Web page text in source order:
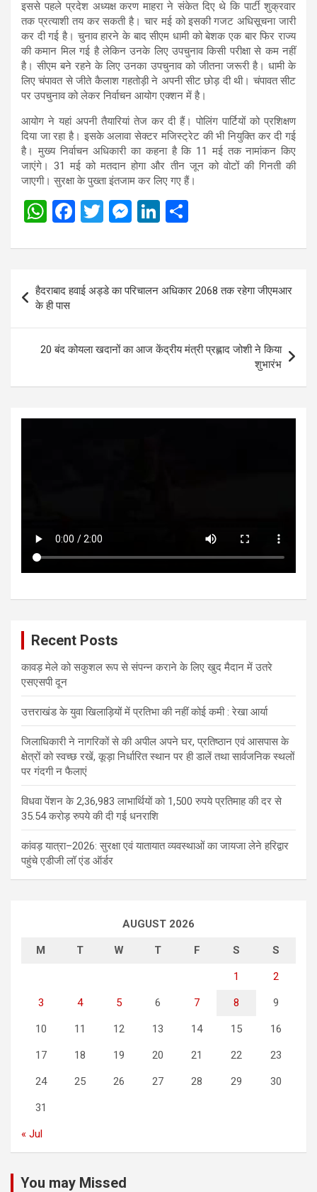
इससे पहले प्रदेश अध्यक्ष करण माहरा ने संकेत दिए थे कि पार्टी शुक्रवार
तक प्रत्याशी तय कर सकती है। चार मई को इसकी गजट अधिसूचना जारी
कर दी गई है। चुनाव हारने के बाद सीएम धामी को बेशक एक बार फिर राज्य
की कमान मिल गई है लेकिन उनके लिए उपचुनाव किसी परीक्षा से कम नहीं
है। सीएम बने रहने के लिए उनका उपचुनाव को जीतना जरूरी है। धामी के
लिए चंपावत से जीते कैलाश गहतोड़ी ने अपनी सीट छोड़ दी थी। चंपावत सीट
पर उपचुनाव को लेकर निर्वाचन आयोग एक्शन में है।
आयोग ने यहां अपनी तैयारियां तेज कर दी हैं। पोलिंग पार्टियों को प्रशिक्षण
दिया जा रहा है। इसके अलावा सेक्टर मजिस्ट्रेट की भी नियुक्ति कर दी गई
है। मुख्य निर्वाचन अधिकारी का कहना है कि 11 मई तक नामांकन किए
जाएंगे। 31 मई को मतदान होगा और तीन जून को वोटों की गिनती की
जाएगी। सुरक्षा के पुख्ता इंतजाम कर लिए गए हैं।
W
at
A
p
p
F
ce
b
o
o
k
T
tt
er
M
se
n
g
er
Li
ke
dI
n
ar
e
Post
navigation
हैदराबाद हवाई अड्डे का परिचालन अधिकार 2068 तक रहेगा जीएमआर
के ही पास
20 बंद कोयला खदानों का आज केंद्रीय मंत्री प्रह्लाद जोशी ने किया
शुभारंभ
Recent Posts
कावड़ मेले को सकुशल रूप से संपन्न कराने के लिए खुद मैदान में उतरे
एसएसपी दून
उत्तराखंड के युवा खिलाड़ियों में प्रतिभा की नहीं कोई कमी : रेखा आर्या
जिलाधिकारी ने नागरिकों से की अपील अपने घर, प्रतिष्ठान एवं आसपास के
क्षेत्रों को स्वच्छ रखें, कूड़ा निर्धारित स्थान पर ही डालें तथा सार्वजनिक स्थलों
पर गंदगी न फैलाएं
विधवा पेंशन के 2,36,983 लाभार्थियों को 1,500 रुपये प्रतिमाह की दर से
35.54 करोड़ रुपये की दी गई धनराशि
कांवड़ यात्रा–2026: सुरक्षा एवं यातायात व्यवस्थाओं का जायजा लेने हरिद्वार
पहुंचे एडीजी लॉ एंड ऑर्डर
AUGUST 2026
M T W T F S S
1 2
3 4 5 6 7 8 9
10 11 12 13 14 15 16
17 18 19 20 21 22 23
24 25 26 27 28 29 30
31
« Jul
You may Missed